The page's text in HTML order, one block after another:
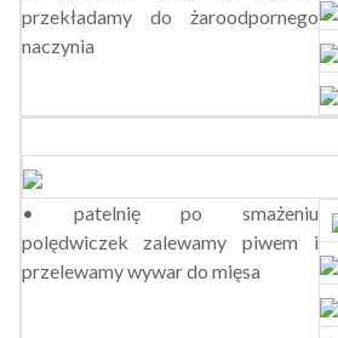
przekładamy do żaroodpornego
naczynia
• patelnię po smażeniu
polędwiczek zalewamy piwem i
przelewamy wywar do mięsa